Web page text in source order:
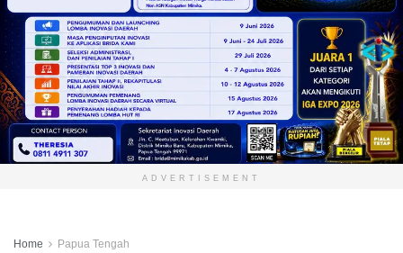
ADVERTISEMENT
Home Papua Tengah